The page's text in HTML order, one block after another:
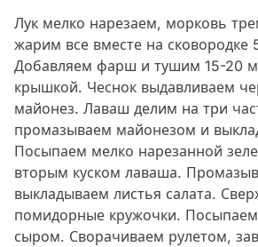
Лук мелко нарезаем, морковь
жарим все вместе на сковородке
Добавляем фарш и тушим 15-20
крышкой. Чеснок выдавливаем
майонез. Лаваш делим на три
промазываем майонезом и
Посыпаем мелко нарезанной
вторым куском лаваша.
выкладываем листья салата.
помидорные кружочки.
сыром. Сворачиваем рулетом,